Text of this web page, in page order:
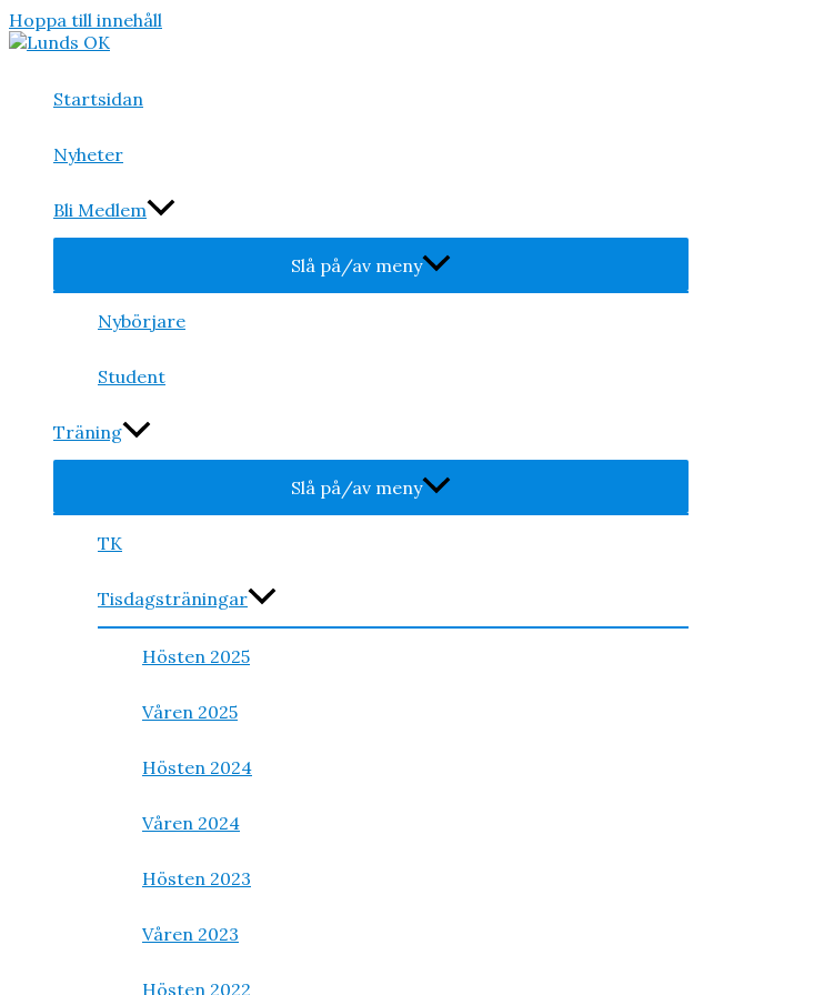
Hoppa till innehåll
Startsidan
Nyheter
Bli Medlem
Slå på/av meny
Nybörjare
Student
Träning
Slå på/av meny
TK
Tisdagsträningar
Hösten 2025
Våren 2025
Hösten 2024
Våren 2024
Hösten 2023
Våren 2023
Hösten 2022